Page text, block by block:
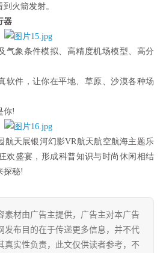
火箭发射。
器
象条件模拟、高精度机场模型、高分
件，让你在平地、草原、沙漠各种场
!
天展银河幻影VR航天航空航海主题乐
欢盛宴，形成科普知识与时尚休闲相结
探秘!
素材由广告主提供，广告主对本广告
发布目的在于传递更多信息，并不代
真实性负责，此文仅供读者参考，不